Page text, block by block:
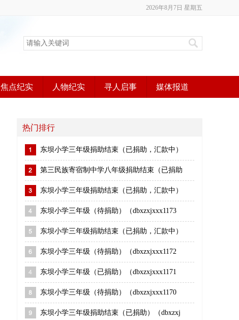
2026年8月7日 星期五
焦点纪实 人物纪实 寻人启事 媒体报道
热门排行
东坝小学三年级捐助结束（已捐助，汇款中）
第三民族寄宿制中学八年级捐助结束（已捐助
东坝小学三年级捐助结束（已捐助，汇款中）
东坝小学三年级（待捐助）（dbxzxjxxx1173
东坝小学三年级捐助结束（已捐助，汇款中）
东坝小学三年级（待捐助）（dbxzxjxxx1172
东坝小学三年级（已捐助）（dbxzxjxxx1171
东坝小学三年级（待捐助）（dbxzxjxxx1170
东坝小学三年级捐助结束（已捐助）（dbxzxj